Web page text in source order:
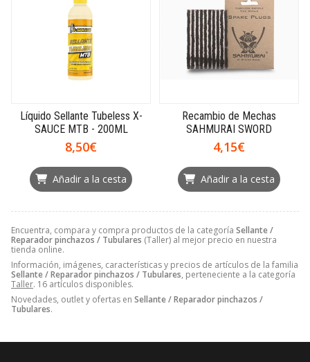
Encuentra, compara y compra productos de la categoría Sellante /
Reparador pinchazos / Tubulares (Taller) al mejor precio en nuestra
tienda online.
Información, imágenes, características y precios de artículos de la familia
Sellante / Reparador pinchazos / Tubulares, perteneciente a la categoría
Taller. 16 artículos disponibles.
Novedades, outlet y ofertas en Sellante / Reparador pinchazos /
Tubulares.
Líquido Sellante Tubeless X-
SAUCE MTB - 200ML
8,50€
Añadir a la cesta
Recambio de Mechas
SAHMURAI SWORD
4,15€
Añadir a la cesta